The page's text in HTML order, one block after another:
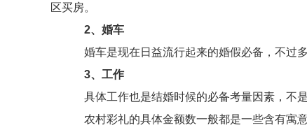
区买房。
2、婚车
婚车是现在日益流行起来的婚假必备，不过多
3、工作
具体工作也是结婚时候的必备考量因素，不是
农村彩礼的具体金额数一般都是一些含有寓意